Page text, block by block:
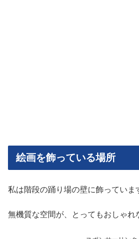
絵画を飾っている場所
私は階段の踊り場の壁に飾っていま
無機質な空間が、とってもおしゃれ